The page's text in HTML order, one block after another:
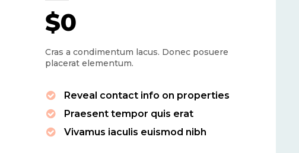
$0
Cras a condimentum lacus. Donec posuere
placerat elementum.
Reveal contact info on properties
Praesent tempor quis erat
Vivamus iaculis euismod nibh